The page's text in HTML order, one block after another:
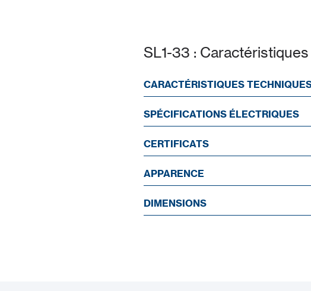
SL1-33 : Caractéristiques
CARACTÉRISTIQUES
SPÉCIFICATIONS ÉLECTRIQUES
CERTIFICATS
APPARENCE
DIMENSIONS